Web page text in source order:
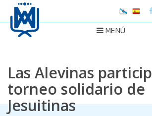
MENÚ
Las Alevinas
torneo solidario de
Jesuitinas